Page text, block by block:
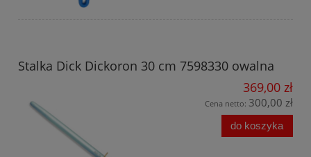
Stalka Dick Dickoron 30 cm 7598330 owalna
369,00 zł
Cena netto: 300,00 zł
do koszyka